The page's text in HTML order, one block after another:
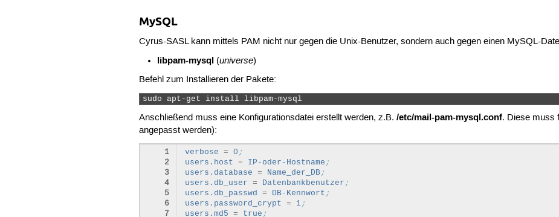
MySQL
Cyrus-SASL kann mittels PAM nicht nur gegen die Unix-Benutzer, sondern auch gegen einen MySQL-
libpam-mysql(universe)
Befehl zum Installieren der Pakete:
sudo apt-get install libpam-mysql
Anschließend muss eine Konfigurationsdatei erstellt werden, z.B./etc/mail-pam-mysql.conf. Diese muss
angepasst werden):
1
2
3
4
5
6
7
verbose = 0 ;
users.host
= IP-oder-Hostname ;
users.database
= Name_der_DB;
users.db_user
= Datenbankbenutzer ;
users.db_passwd
= DB-Kennwort ;
users.password_crypt
= 1;
users.md5
= true ;